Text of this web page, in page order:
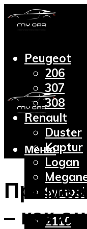
Peugeot
206
307
308
Renault
Duster
Kaptur
Logan
Symbol
2110
Меню
– как